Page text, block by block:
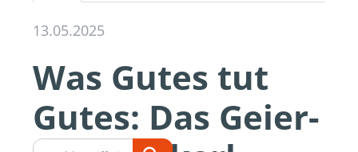
13.05.2025
Was Gutes tut
Gutes: Das Geier-